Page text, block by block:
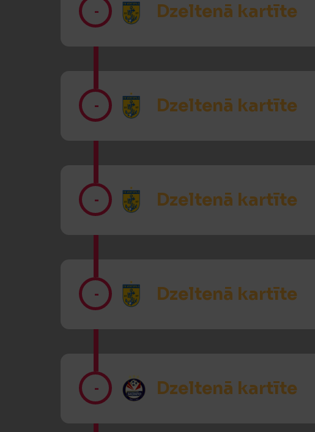
- Dzeltenā kartīte
- Dzeltenā kartīte
- Dzeltenā kartīte
- Dzeltenā kartīte
- Dzeltenā kartīte